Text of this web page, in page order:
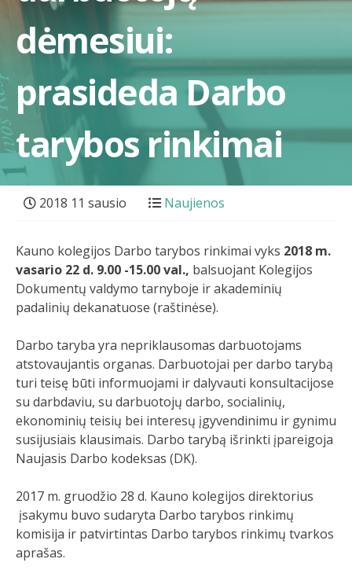
dėmesiui:
prasideda Darbo
tarybos rinkimai
2018 11 sausio Naujienos
Kauno kolegijos Darbo tarybos rinkimai vyks 2018 m.
vasario 22 d. 9.00 -15.00 val., balsuojant Kolegijos
Dokumentų valdymo tarnyboje ir akademinių
padalinių dekanatuose (raštinėse).
Darbo taryba yra nepriklausomas darbuotojams
atstovaujantis organas. Darbuotojai per darbo tarybą
turi teisę būti informuojami ir dalyvauti konsultacijose
su darbdaviu, su darbuotojų darbo, socialinių,
ekonominių teisių bei interesų įgyvendinimu ir gynimu
susijusiais klausimais. Darbo tarybą išrinkti įpareigoja
Naujasis Darbo kodeksas (DK).
2017 m. gruodžio 28 d. Kauno kolegijos direktorius
įsakymu buvo sudaryta Darbo tarybos rinkimų
komisija ir patvirtintas Darbo tarybos rinkimų tvarkos
aprašas.